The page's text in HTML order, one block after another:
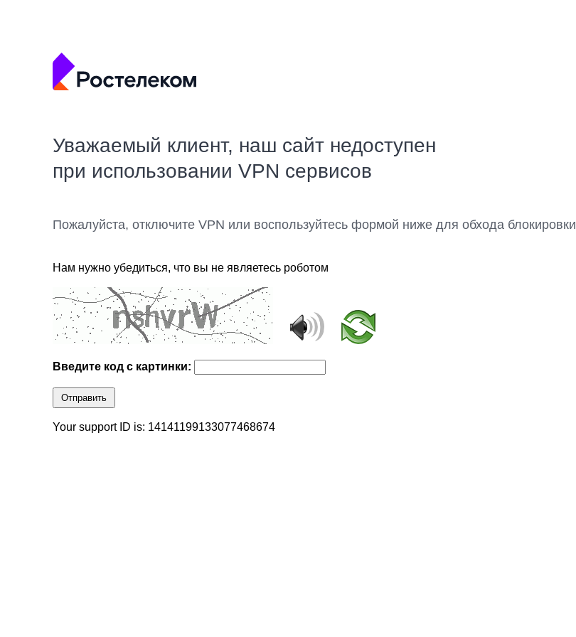
Уважаемый клиент, наш сайт недоступен
при использовании VPN сервисов
Пожалуйста, отключите VPN или воспользуйтесь формой ниже для обхода блокировки
Нам нужно убедиться, что вы не являетесь роботом
Введите код с картинки:
Отправить
Your support ID is: 14141199133077468674